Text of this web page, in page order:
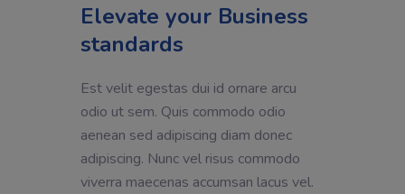
Elevate your Business
standards
Est velit egestas dui id ornare arcu
odio ut sem. Quis commodo odio
aenean sed adipiscing diam donec
adipiscing. Nunc vel risus commodo
viverra maecenas accumsan lacus vel.